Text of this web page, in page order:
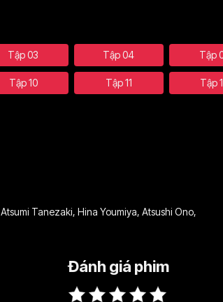
Tập 03 Tập 04 Tập
Tập 10 Tập 11 Tập
Atsumi Tanezaki, Hina Youmiya, Atsushi Ono,
Đánh giá phim